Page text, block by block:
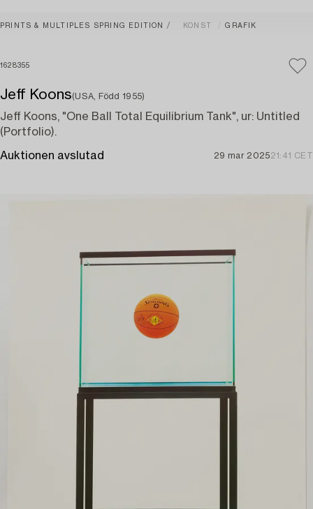
PRINTS & MULTIPLES SPRING EDITION KONST GRAFIK
1628355
Jeff Koons(USA, Född 1955)
Jeff Koons, "One Ball Total Equilibrium Tank", ur: Untitled
(Portfolio).
Auktionen avslutad 29 mar 202521:41 CET